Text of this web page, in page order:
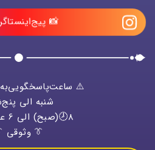
📸 پیج‌اینستاگرام 📸
⚠️
شنبه الی
8🕗(صبح) الی 6 عصر🕕(18)
👔 وثوقی